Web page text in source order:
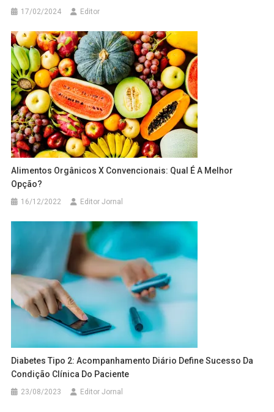
17/02/2024 Editor
Alimentos Orgânicos X Convencionais: Qual É A Melhor
Opção?
16/12/2022 Editor Jornal
Diabetes Tipo 2: Acompanhamento Diário Define Sucesso Da
Condição Clínica Do Paciente
23/08/2023 Editor Jornal